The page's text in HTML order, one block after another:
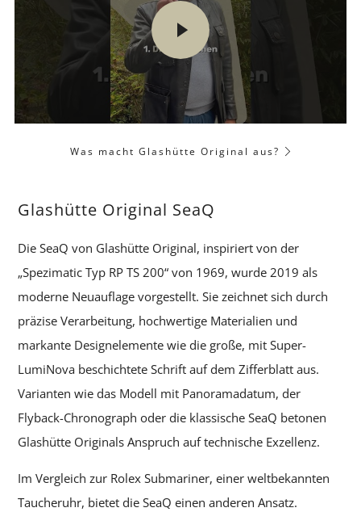
Lire
la
vidéo
Was macht Glashütte Original aus?
Glashütte Original SeaQ
Die SeaQ von Glashütte Original, inspiriert von der
„Spezimatic Typ RP TS 200“ von 1969, wurde 2019 als
moderne Neuauflage vorgestellt. Sie zeichnet sich durch
präzise Verarbeitung, hochwertige Materialien und
markante Designelemente wie die große, mit Super-
LumiNova beschichtete Schrift auf dem Zifferblatt aus.
Varianten wie das Modell mit Panoramadatum, der
Flyback-Chronograph oder die klassische SeaQ betonen
Glashütte Originals Anspruch auf technische Exzellenz.
Im Vergleich zur Rolex Submariner, einer weltbekannten
Taucheruhr, bietet die SeaQ einen anderen Ansatz.